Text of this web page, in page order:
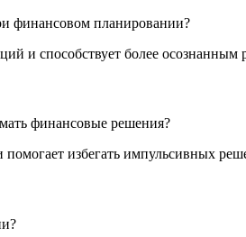
финансовом планировании?
и способствует более осознанным
финансовые решения?
избегать импульсивных